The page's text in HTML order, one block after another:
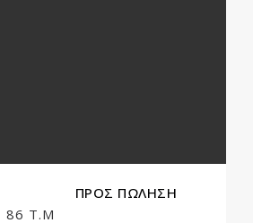
ΠΡΟΣ ΠΩΛΗΣΗ
86 Τ.Μ